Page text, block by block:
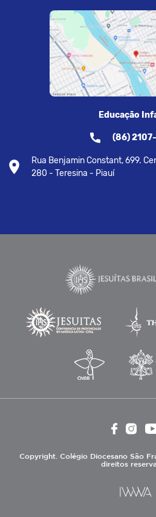
Educação
(86)
Rua Benjamin Constant, 699.
280 - Teresina - Piauí
Copyright. Colégio Diocesano São
direitos